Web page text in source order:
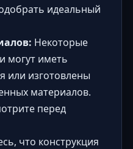
идеальный
Некоторые
могут иметь
или изготовлены
материалов.
перед
что конструкция